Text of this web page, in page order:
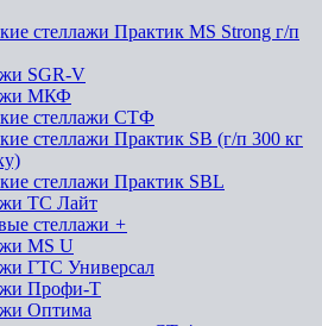
стеллажи Практик MS Strong г/п
SGR-V
МКФ
стеллажи СТФ
стеллажи Практик SB (г/п 300 кг
стеллажи Практик SBL
ТС Лайт
стеллажи +
MS U
ГТС Универсал
Профи-Т
Оптима